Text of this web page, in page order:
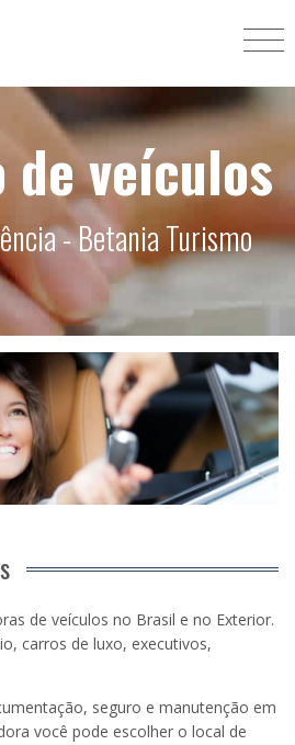
de veículos
- Betania Turismo
de veículos no Brasil e no Exterior.
carros de luxo, executivos,
seguro e manutenção em
você pode escolher o local de